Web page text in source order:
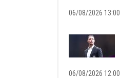
06/08/2026 13:00
06/08/2026 12:00